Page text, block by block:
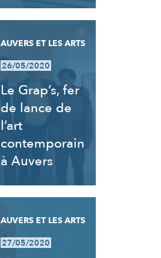
AUVERS ET LES ARTS
26/05/2020
Le Grap’s, fer
de lance de
l’art
contemporain
à Auvers
AUVERS ET LES ARTS
27/05/2020